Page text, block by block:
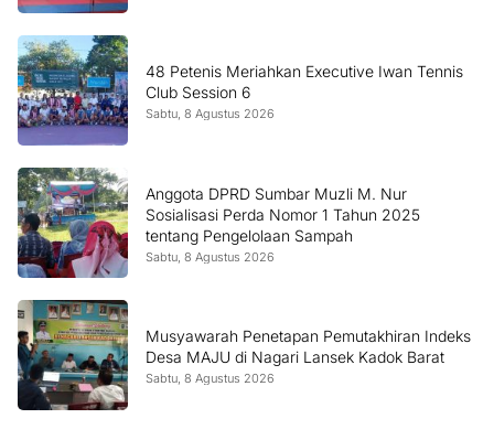
48 Petenis Meriahkan Executive Iwan Tennis
Club Session 6
Sabtu, 8 Agustus 2026
Anggota DPRD Sumbar Muzli M. Nur
Sosialisasi Perda Nomor 1 Tahun 2025
tentang Pengelolaan Sampah
Sabtu, 8 Agustus 2026
Musyawarah Penetapan Pemutakhiran Indeks
Desa MAJU di Nagari Lansek Kadok Barat
Sabtu, 8 Agustus 2026